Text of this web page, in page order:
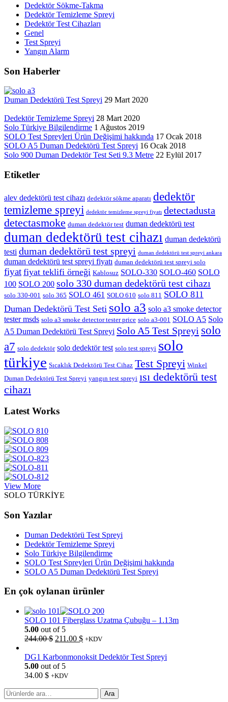
Dedektör Sökme-Takma
Dedektör Temizleme Spreyi
Dedektör Test Cihazları
Genel
Test Spreyi
Yangın Alarm
Son Haberler
Duman Dedektörü Test Spreyi 29 Mart 2020
Dedektör Temizleme Spreyi 28 Mart 2020
Solo Türkiye Bilgilendirme 1 Ağustos 2019
SOLO Test Spreyleri Ürün Değişimi hakkında 17 Ocak 2018
SOLO A5 Duman Dedektörü Test Spreyi 16 Ocak 2018
Solo 900 Duman Dedektör Test Seti 9.3 Metre 22 Eylül 2017
Etiketler
alev dedektörü test cihazı dedektör sökme aparatı dedektör
temizleme spreyi dedektör temizleme spreyi fiyatı detectadusta
detectasmoke duman dedektör test duman dedektörü test
duman dedektörü test cihazı duman dedektörü
testi duman dedektörü test spreyi duman dedektörü test spreyi ankara
duman dedektörü test spreyi fiyatı duman dedektörü test spreyi solo
fiyat fiyat teklifi örneği Kablosuz SOLO-330 SOLO-460 SOLO
100 SOLO 200 solo 330 duman dedektörü test cihazı
solo 330-001 solo 365 SOLO 461 SOLO 610 solo 811 SOLO 811
Duman Dedektörü Test Seti solo a3 solo a3 smoke detector
tester msds solo a3 smoke detector tester price solo a3-001 SOLO A5 Solo
A5 Duman Dedektörü Test Spreyi Solo A5 Test Spreyi solo
a7 solo dedektör solo dedektör test solo test spreyi solo
türkiye Sıcaklık Dedektörü Test Cihaz Test Spreyi Winkel
Duman Dedektörü Test Spreyi yangın test spreyi ısı dedektörü test
cihazı
Latest Works
View More
SOLO TÜRKİYE
Son Yazılar
Duman Dedektörü Test Spreyi
Dedektör Temizleme Spreyi
Solo Türkiye Bilgilendirme
SOLO Test Spreyleri Ürün Değişimi hakkında
SOLO A5 Duman Dedektörü Test Spreyi
En çok oylanan ürünler
SOLO 101 Fiberglass Uzatma Çubuğu – 1.13m
5.00 out of 5
244.00$ Orijinal
244.00 $.
211.00 $Şu
fiyat:
+KDV
DG1 Karbonmonoksit Dedektör Test Spreyi
5.00 out of 5
34.00 $ +KDV
Ara: Ara